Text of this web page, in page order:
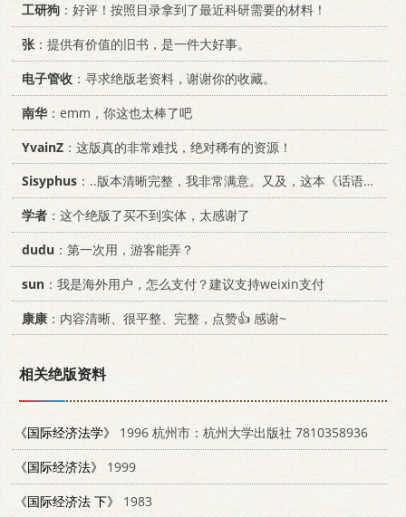
工研狗 ：好评！按照目录拿到了最近科研需要的材料！
张：提供有价值的旧书，是一件大好事。
电子管收 ：寻求绝版老资料，谢谢你的收藏。
南华：emm，你这也太棒了吧
YvainZ ：这版真的非常难找，绝对稀有的资源！
Sisyphus ：..版本清晰完整，我非常满意。又及，这本《话语的真相》...
学者 ：这个绝版了买不到实体，太感谢了
dudu ：第一次用，游客能弄？
sun ：我是海外用户，怎么支付？建议支持weixin支付
康康 ：内容清晰、很平整、完整，点赞👍 感谢~
相关绝版资料
《国际经济法学》
1996 杭州市：杭州大学出版社 7810358936
《国际经济法》
1999
《国际经济法 下》
1983